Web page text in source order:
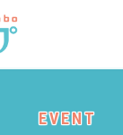
EVENT